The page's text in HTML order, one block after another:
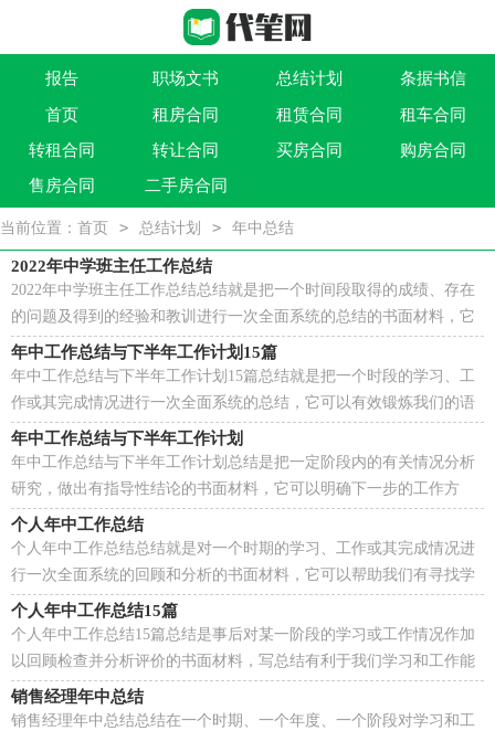
报告 职场文书 总结计划 条据书信
作文大全 实用文 祝福语 买卖类合同
借贷类合同 建筑类合同 劳动类合同 租售类合同
首页 租房合同 租赁合同
租车合同
转租合同
转让合同 买房合同
购房合同
售房合同
二手房合同
当前位置： 首页 > 总结计划 > 年中总结
2022年中学班主任工作总结
2022年中学班主任工作总结总结就是把一个时间段取得的成绩、存在
的问题及得到的经验和教训进行一次全面系统的总结的书面材料，它
是增长才干的一种好办法，为此我们要做好回顾，写...
年中工作总结与下半年工作计划15篇
年中工作总结与下半年工作计划15篇总结就是把一个时段的学习、工
作或其完成情况进行一次全面系统的总结，它可以有效锻炼我们的语
言组织能力，因此十分有必须要写一份总结哦。总...
年中工作总结与下半年工作计划
年中工作总结与下半年工作计划总结是把一定阶段内的有关情况分析
研究，做出有指导性结论的书面材料，它可以明确下一步的工作方
向，少走弯路，少犯错误，提高工作效益，为此要我们写一份...
个人年中工作总结
个人年中工作总结总结就是对一个时期的学习、工作或其完成情况进
行一次全面系统的回顾和分析的书面材料，它可以帮助我们有寻找学
习和工作中的规律，因此我们要做好归纳，写好总结...
个人年中工作总结15篇
个人年中工作总结15篇总结是事后对某一阶段的学习或工作情况作加
以回顾检查并分析评价的书面材料，写总结有利于我们学习和工作能
力的提高，是时候写一份总结了。总结你想好怎么...
销售经理年中总结
销售经理年中总结总结在一个时期、一个年度、一个阶段对学习和工